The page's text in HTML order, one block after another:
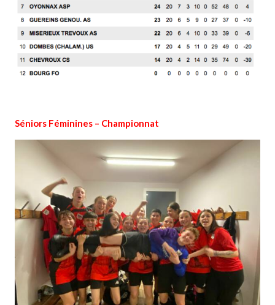
Séniors Féminines – Championnat